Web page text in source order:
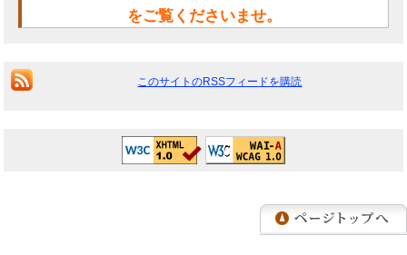
をご覧くださいませ。
このサイトのRSSフィードを購読